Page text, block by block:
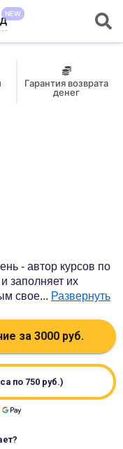
NEW
Гарантия возврата
денег
- автор курсов по
заполняет их
свое... Развернуть
за 3000 руб.
по 750руб.)